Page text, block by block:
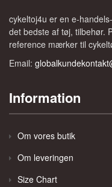
cykeltoj4u er en e-
det bedste af tøj, tilbehør.
reference mærker til
Email:
Information
Om vores butik
Om leveringen
Size Chart